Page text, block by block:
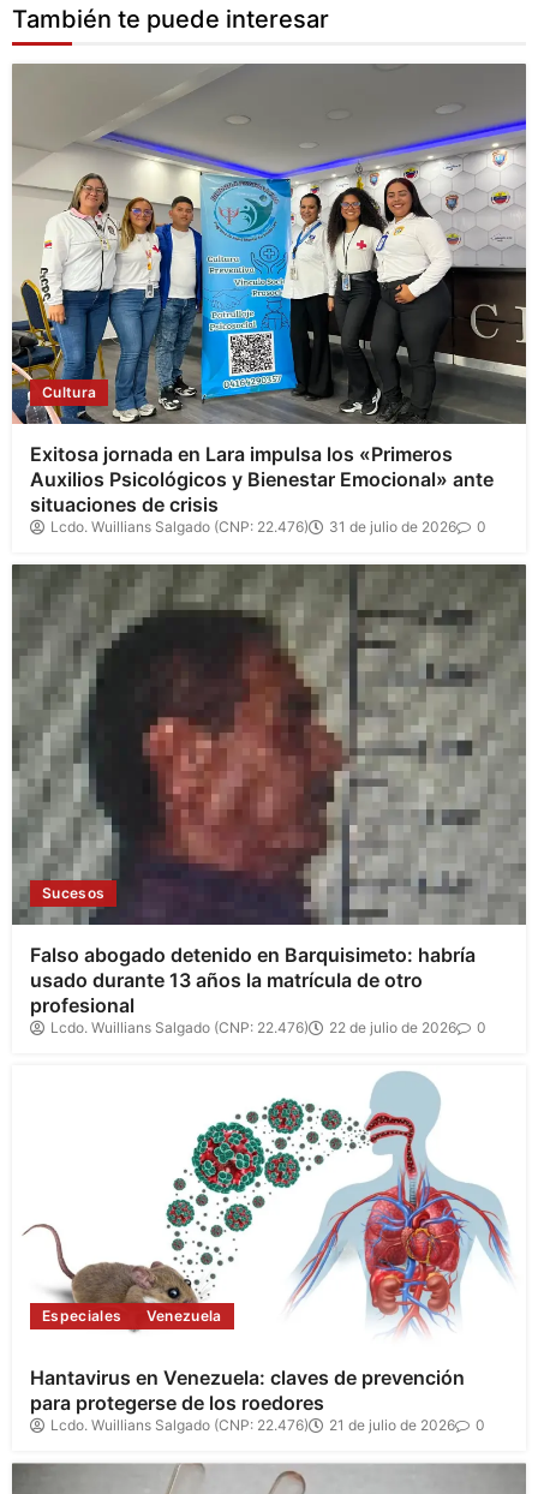
También te puede interesar
Cultura
Exitosa jornada en Lara impulsa los «Primeros
Auxilios Psicológicos y Bienestar Emocional» ante
situaciones de crisis
Lcdo. Wuillians Salgado (CNP: 22.476) 31 de julio de 2026 0
Sucesos
Falso abogado detenido en Barquisimeto: habría
usado durante 13 años la matrícula de otro
profesional
Lcdo. Wuillians Salgado (CNP: 22.476) 22 de julio de 2026 0
Especiales Venezuela
Hantavirus en Venezuela: claves de prevención
para protegerse de los roedores
Lcdo. Wuillians Salgado (CNP: 22.476) 21 de julio de 2026 0